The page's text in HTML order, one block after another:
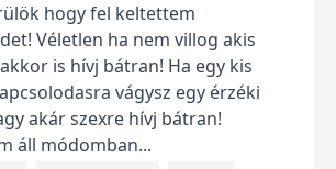
hogy fel keltettem
Véletlen ha nem villog akis
is hívj bátran! Ha egy kis
vágysz egy érzéki
akár szexre hívj bátran!
áll módomban...